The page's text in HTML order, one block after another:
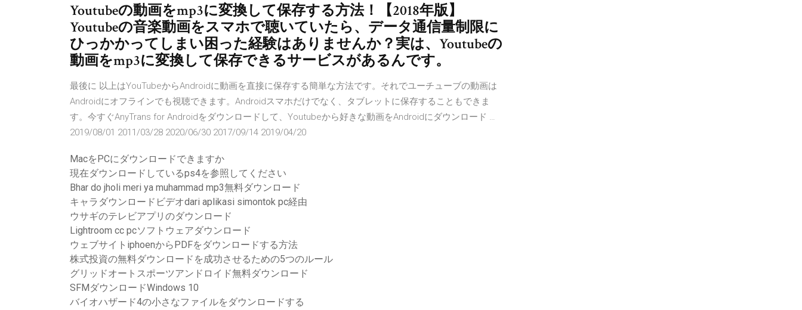
Youtubeの動画をmp3に変換して保存する方法！【2018年版】
Youtubeの音楽動画をスマホで聴いていたら、データ通信量制限に
ひっかかってしまい困った経験はありませんか？実は、Youtubeの
動画をmp3に変換して保存できるサービスがあるんです。
最後に 以上はYouTubeからAndroidに動画を直接に保存する簡単な方法です。それでユーチューブの動画は
Androidにオフラインでも視聴できます。Androidスマホだけでなく、タブレットに保存することもできま
す。今すぐAnyTrans for Androidをダウンロードして、Youtubeから好きな動画をAndroidにダウンロード …
2019/08/01 2011/03/28 2020/06/30 2017/09/14 2019/04/20
MacをPCにダウンロードできますか
現在ダウンロードしているps4を参照してください
Bhar do jholi meri ya muhammad mp3無料ダウンロード
キャラダウンロードビデオdari aplikasi simontok pc経由
ウサギのテレビアプリのダウンロード
Lightroom cc pcソフトウェアダウンロード
ウェブサイトiphoenからPDFをダウンロードする方法
株式投資の無料ダウンロードを成功させるための5つのルール
グリッドオートスポーツアンドロイド無料ダウンロード
SFMダウンロードWindows 10
バイオハザード4の小さなファイルをダウンロードする